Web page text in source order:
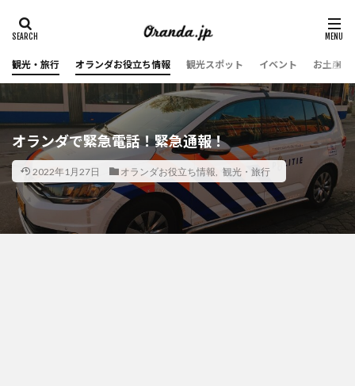
観光・旅行 オランダお役立ち情報 観光スポット イベント お土産・
オランダで緊急電話！緊急通報！
2022年1月27日 オランダお役立ち情報 観光・旅行